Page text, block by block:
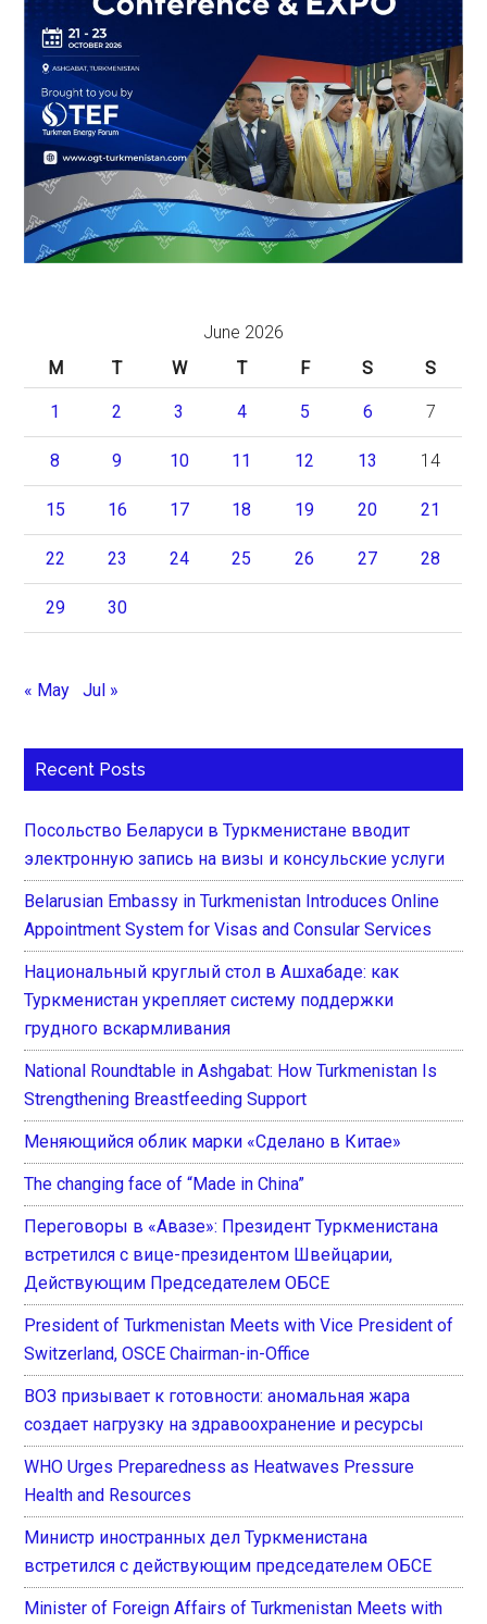
June 2026
M
T W T F S S
1 2 3 4 5 6 7
8 9 10 11 12 13 14
15 16 17 18 19 20 21
22 23 24 25 26 27 28
29 30
« May Jul »
Recent Posts
Посольство Беларуси в Туркменистане вводит
электронную запись на визы и консульские услуги
Belarusian Embassy in Turkmenistan Introduces Online
Appointment System for Visas and Consular Services
Национальный круглый стол в Ашхабаде: как
Туркменистан укрепляет систему поддержки
грудного вскармливания
National Roundtable in Ashgabat: How Turkmenistan Is
Strengthening Breastfeeding Support
Меняющийся облик марки «Сделано в Китае»
The changing face of “Made in China”
Переговоры в «Авазе»: Президент Туркменистана
встретился с вице-президентом Швейцарии,
Действующим Председателем ОБСЕ
President of Turkmenistan Meets with Vice President of
Switzerland, OSCE Chairman-in-Office
ВОЗ призывает к готовности: аномальная жара
создает нагрузку на здравоохранение и ресурсы
WHO Urges Preparedness as Heatwaves Pressure
Health and Resources
Министр иностранных дел Туркменистана
встретился с действующим председателем ОБСЕ
Minister of Foreign Affairs of Turkmenistan Meets with